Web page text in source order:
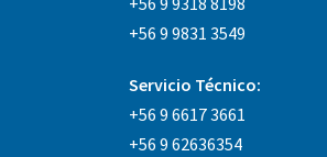
+56 9 9831 3549
Servicio Técnico:
+56 9 6617 3661
+56 9 62636354